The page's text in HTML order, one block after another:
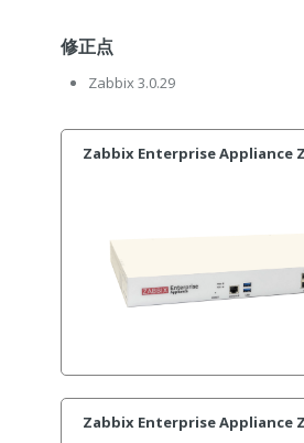
修正点
Zabbix 3.0.29
Zabbix Enterprise Appliance
Zabbix Enterprise Appliance